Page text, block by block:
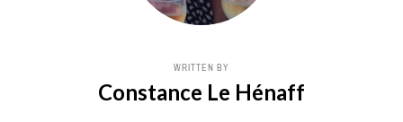
WRITTEN BY
Constance Le Hénaff